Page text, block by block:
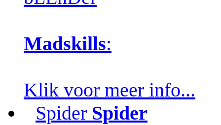
Madskills:
Klik voor meer info...
Spider Spider